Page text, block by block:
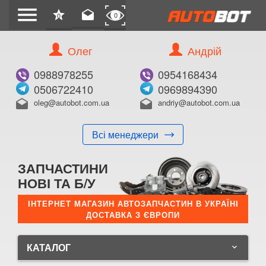
menu star
0 drafts 0
Олег
0988978255
0506722410
drafts oleg@autobot.com.ua
Всі менеджери
Андрій
0954168434
0969894390
drafts andriy@autobot.com.ua
ЗАПЧАСТИНИ
НОВІ ТА Б/У
ІНТЕРНЕТ МАГАЗИН АВТОЗАПЧАСТИН В УКРАЇНІ
ДОСТАВКА З ЄВРОПИ
КАТАЛОГ keyboard_arrow_down